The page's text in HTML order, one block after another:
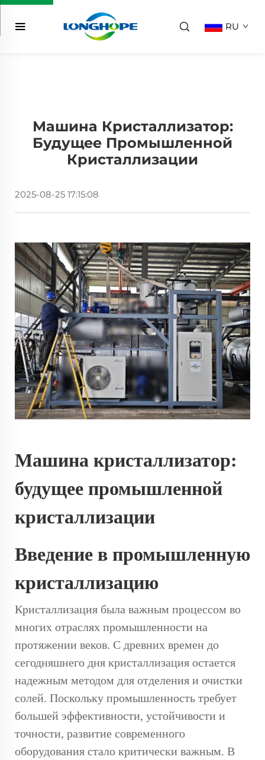
RU
Машина Кристаллизатор:
Будущее Промышленной
Кристаллизации
2025-08-25 17:15:08
Машина кристаллизатор:
будущее промышленной
кристаллизации
Введение в промышленную
кристаллизацию
Кристаллизация была важным процессом во
многих отраслях промышленности на
протяжении веков. С древних времен до
сегодняшнего дня кристаллизация остается
надежным методом для отделения и очистки
солей. Поскольку промышленность требует
большей эффективности, устойчивости и
точности, развитие современного
оборудования стало критически важным. В